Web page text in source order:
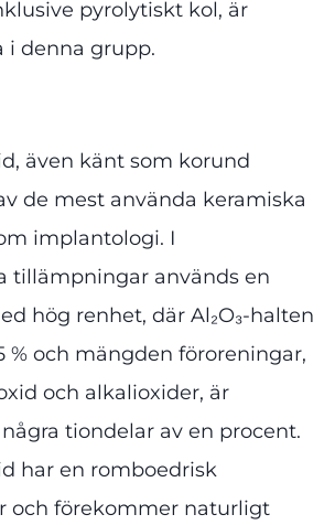
pyrolytiskt kol, är
i denna grupp.
även känt som korund
de mest använda keramiska
implantologi. I
tillämpningar används en
hög renhet, där Al₂O₃-halten
% och mängden föroreningar,
och alkalioxider, är
tiondelar av en procent.
har en romboedrisk
och förekommer naturligt